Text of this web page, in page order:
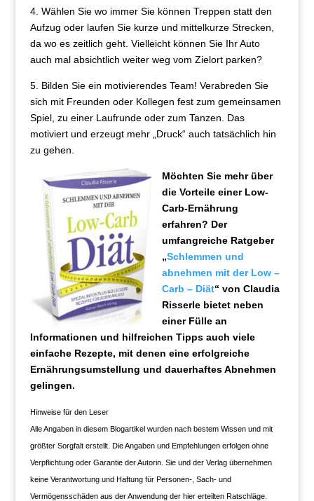
4. Wählen Sie wo immer Sie können Treppen statt den
Aufzug oder laufen Sie kurze und mittelkurze Strecken,
da wo es zeitlich geht. Vielleicht können Sie Ihr Auto
auch mal absichtlich weiter weg vom Zielort parken?
5. Bilden Sie ein motivierendes Team! Verabreden Sie
sich mit Freunden oder Kollegen fest zum gemeinsamen
Spiel, zu einer Laufrunde oder zum Tanzen. Das
motiviert und erzeugt mehr „Druck“ auch tatsächlich hin
zu gehen.
Möchten Sie mehr über
die Vorteile einer Low-
Carb-Ernährung
erfahren? Der
umfangreiche Ratgeber
„Schlemmen und
abnehmen mit der Low –
Carb – Diät“ von Claudia
Risserle bietet neben
einer Fülle an
Informationen und hilfreichen Tipps auch viele
einfache Rezepte, mit denen eine erfolgreiche
Ernährungsumstellung und dauerhaftes Abnehmen
gelingen.
Hinweise für den Leser
Alle Angaben in diesem Blogartikel wurden nach bestem Wissen und mit
größter Sorgfalt erstellt. Die Angaben und Empfehlungen erfolgen ohne
Verpflichtung oder Garantie der Autorin. Sie und der Verlag übernehmen
keine Verantwortung und Haftung für Personen-, Sach- und
Vermögensschäden aus der Anwendung der hier erteilten Ratschläge.